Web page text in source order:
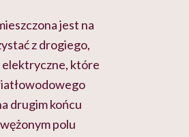
jest na
z drogiego,
elektryczne, które
drugim końcu
polu